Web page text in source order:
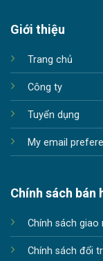
Giới thiệu
Trang chủ
Công ty
Tuyển dụng
My email
Chính sách bán
Chính sách giao
Chính sách đổi